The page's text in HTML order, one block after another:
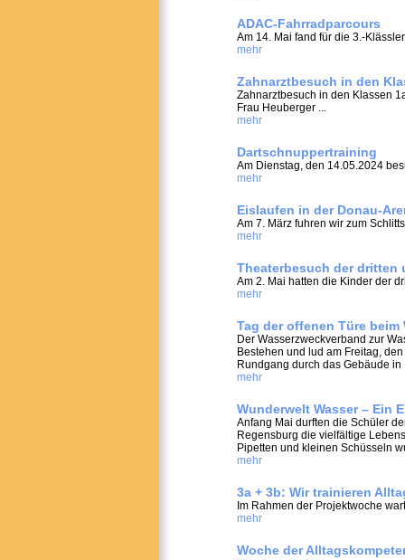
ADAC-Fahrradparcours
Am 14. Mai fand für die 3.-
mehr
Zahnarztbesuch in den
Zahnarztbesuch in den Klassen
Frau Heuberger ...
mehr
Dartschnuppertraining
Am Dienstag, den 14.05.2024
mehr
Eislaufen in der Donau-
Am 7. März fuhren wir zum
mehr
Theaterbesuch der dritten
Am 2. Mai hatten die Kinder der
mehr
Tag der offenen Türe beim
Der Wasserzweckverband zur
Bestehen und lud am Freitag,
Rundgang durch das Gebäude
mehr
Wunderwelt Wasser – Ein
Anfang Mai durften die Schüler
Regensburg die vielfältige
Pipetten und kleinen Schüsseln
mehr
3a + 3b: Wir trainieren
Im Rahmen der Projektwoche
mehr
Woche der